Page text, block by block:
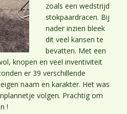
zoals een wedstrijd
stokpaardracen. Bij
nader inzien bleek
dit veel kansen te
bevatten. Met een
knopen en veel inventiviteit
er 39 verschillende
naam en karakter. Het was
volgen. Prachtig om
!